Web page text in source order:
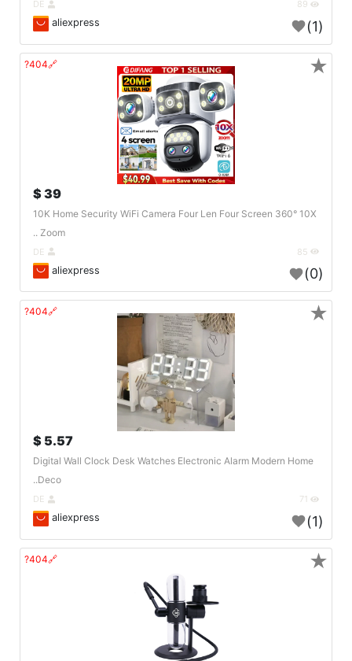
aliexpress (1)
🔗404?
39 $
10K Home Security WiFi Camera Four Len Four Screen 360° 10X
Zoom ..
aliexpress (0)
★
🔗404?
5.57 $
Digital Wall Clock Desk Watches Electronic Alarm Modern Home
Deco..
aliexpress (1)
★
🔗404? ★